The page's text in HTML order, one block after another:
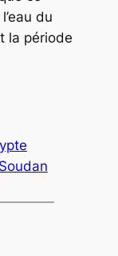
du
la période
Soudan